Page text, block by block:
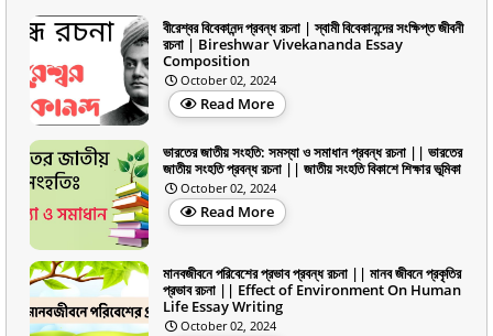
বীরেশ্বর বিবেকানন্দ প্রবন্ধ রচনা | স্বামী বিবেকানন্দের সংক্ষিপ্ত জীবনী
রচনা | Bireshwar Vivekananda Essay
Composition
October 02, 2024
Read More
ভারতের জাতীয় সংহতি: সমস্যা ও সমাধান প্রবন্ধ রচনা || ভারতের
জাতীয় সংহতি প্রবন্ধ রচনা || জাতীয় সংহতি বিকাশে শিক্ষার ভূমিকা
October 02, 2024
Read More
মানবজীবনে পরিবেশের প্রভাব প্রবন্ধ রচনা || মানব জীবনে প্রকৃতির
প্রভাব রচনা || Effect of Environment On Human
Life Essay Writing
October 02, 2024